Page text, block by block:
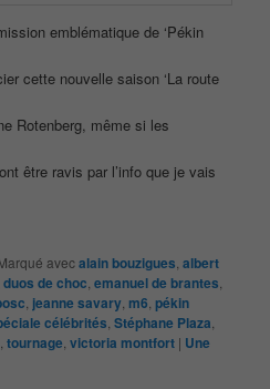
emblématique de ‘Pékin
cette nouvelle saison ‘La route
Rotenberg, même si les
être ravis par l’info que je vais
avecalain bouzigues ,albert
,duos de choc ,emanuel de brantes
jeanne savary ,m6 ,pékin
célébrités ,Stéphane Plaza
,tournage ,victoria montfort | Une